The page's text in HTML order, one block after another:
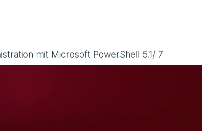
mit Microsoft PowerShell 5.1/ 7